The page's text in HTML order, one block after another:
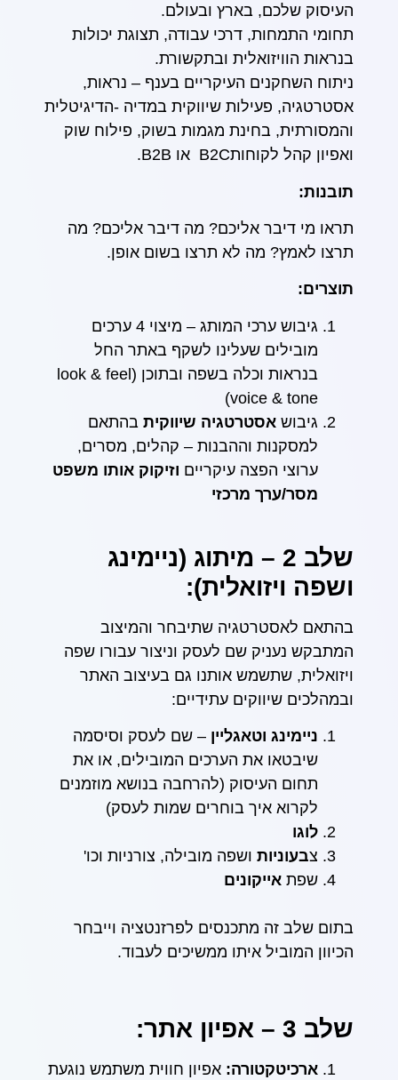
העיסוק שלכם, בארץ ובעולם.
תחומי התמחות, דרכי עבודה, תצוגת יכולות
בנראות הוויזואלית ובתקשורת.
ניתוח השחקנים העיקריים בענף – נראות,
אסטרטגיה, פעילות שיווקית במדיה -הדיגיטלית
והמסורתית, בחינת מגמות בשוק, פילוח שוק
ואפיון קהל לקוחותB2C או B2B.
תובנות:
תראו מי דיבר אליכם? מה דיבר אליכם? מה
תרצו לאמץ? מה לא תרצו בשום אופן.
תוצרים:
גיבוש ערכי המותג – מיצוי 4 ערכים
מובילים שעלינו לשקף באתר החל
בנראות וכלה בשפה ובתוכן (look & feel
voice & tone)
גיבוש אסטרטגיה שיווקית בהתאם
למסקנות וההבנות – קהלים, מסרים,
ערוצי הפצה עיקריים וזיקוק אותו משפט
מסר/ערך מרכזי
שלב 2 – מיתוג (ניימינג
ושפה ויזואלית):
בהתאם לאסטרטגיה שתיבחר והמיצוב
המתבקש נעניק שם לעסק וניצור עבורו שפה
ויזואלית, שתשמש אותנו גם בעיצוב האתר
ובמהלכים שיווקים עתידיים:
ניימינג וטאגליין – שם לעסק וסיסמה
שיבטאו את הערכים המובילים, או את
תחום העיסוק (להרחבה בנושא מוזמנים
לקרוא איך בוחרים שמות לעסק)
לוגו
צבעוניות ושפה מובילה, צורניות וכו'
שפת אייקונים
בתום שלב זה מתכנסים לפרזנטציה וייבחר
הכיוון המוביל איתו ממשיכים לעבוד.
שלב 3 – אפיון אתר:
ארכיטקטורה: אפיון חווית משתמש נוגעת